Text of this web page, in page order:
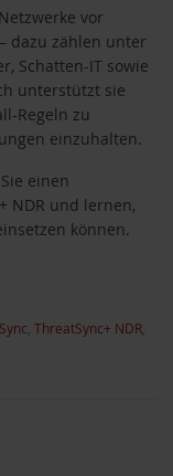
vor
dazu zählen unter
Schatten-IT sowie
unterstützt sie
Regeln zu
einzuhalten.
einen
NDR und lernen,
können.
ThreatSync+ NDR